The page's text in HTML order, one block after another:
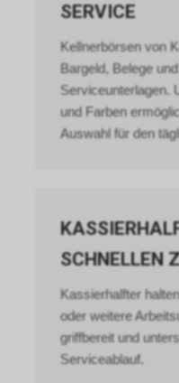
SERVICE
Kellnerbörsen von
Bargeld, Belege
Serviceunterlagen.
und Farben
Auswahl für den
SCHNELLEN
Kassierhalfter
oder weitere
griffbereit und
Serviceablauf.
an.